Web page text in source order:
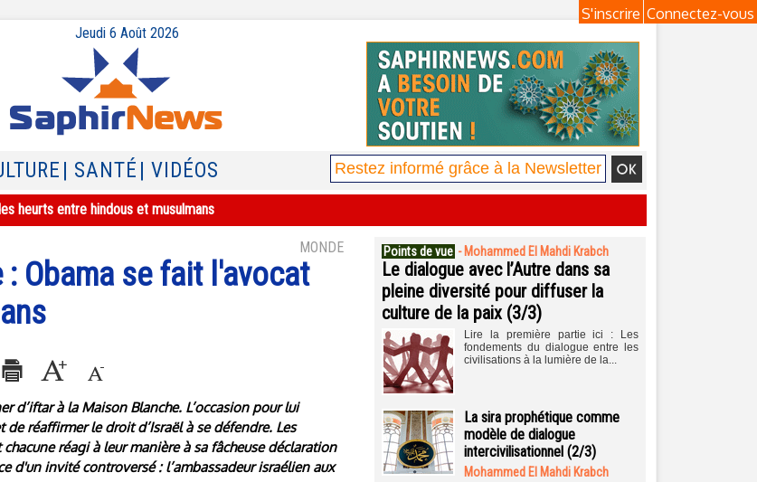
Connectez-vous
S'inscrire
Jeudi 6 Août 2026
| SANTÉ | VIDÉOS
heurts entre hindous et musulmans
MONDE
Obama se fait l'avocat
d’iftar à la Maison Blanche. L’occasion pour lui
réaffirmer le droit d’Israël à se défendre. Les
réagi à leur manière à sa fâcheuse déclaration
d'un invité controversé : l’ambassadeur israélien aux
Points de vue - Mohammed El Mahdi Krabch
Le dialogue avec l’Autre dans sa
pleine diversité pour diffuser la
culture de la paix (3/3)
Lire la première partie ici : Les
fondements du dialogue entre les
civilisations à la lumière de la...
La sira prophétique comme
modèle de dialogue
intercivilisationnel (2/3)
Mohammed El Mahdi Krabch